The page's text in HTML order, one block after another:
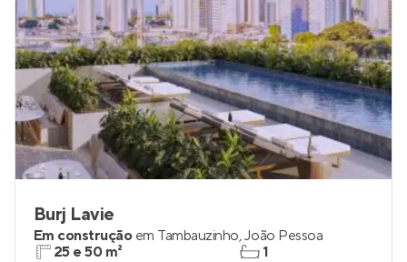
Burj Lavie
Em construção em Tambauzinho,João Pessoa
25 e 50 m²
1